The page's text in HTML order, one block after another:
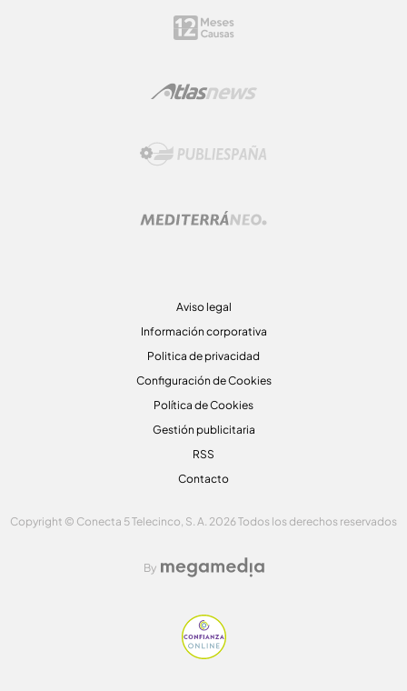
Aviso legal
Información corporativa
Politica de privacidad
Configuración de Cookies
Política de Cookies
Gestión publicitaria
RSS
Contacto
Copyright © Conecta 5 Telecinco, S. A. 2026 Todos los derechos reservados
By